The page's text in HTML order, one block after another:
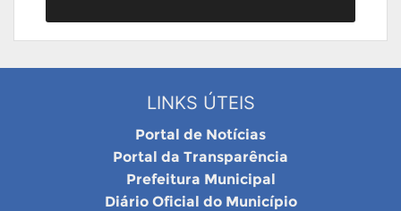
LINKS ÚTEIS
Portal de Notícias
Portal da Transparência
Prefeitura Municipal
Diário Oficial do Município